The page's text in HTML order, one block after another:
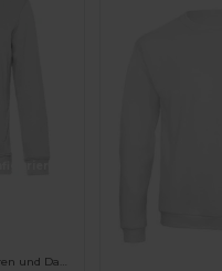
Baumwoll Hoodie für Herren und Damen